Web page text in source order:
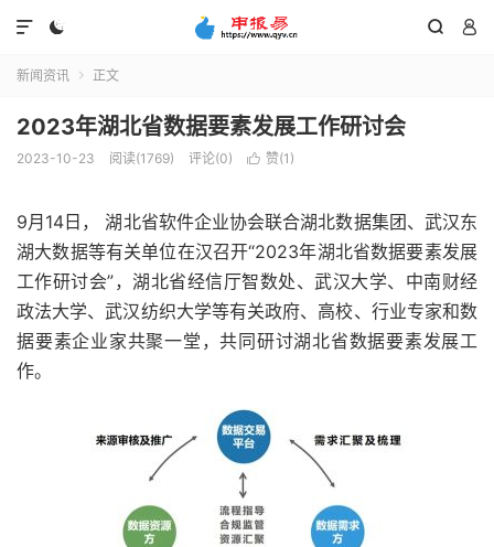
  

新闻资讯  正文
2023年湖北省数据要素发展工作研讨会
2023-10-23 阅读(1769) 评论(0)  赞(1 )
9月14日， 湖北省软件企业协会联合湖北数据集团、武汉东
湖大数据等有关单位在汉召开“2023年湖北省数据要素发展
工作研讨会”，湖北省经信厅智数处、武汉大学、中南财经
政法大学、武汉纺织大学等有关政府、高校、行业专家和数
据要素企业家共聚一堂，共同研讨湖北省数据要素发展工
作。